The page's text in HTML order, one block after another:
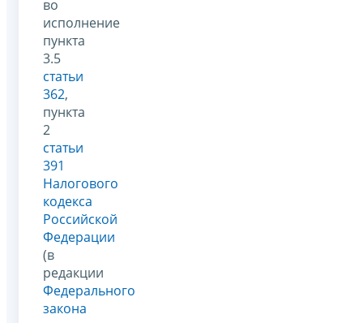
во
исполнение
пункта
3.5
статьи
362,
пункта
2
статьи
391
Налогового
кодекса
Российской
Федерации
(в
редакции
Федерального
закона